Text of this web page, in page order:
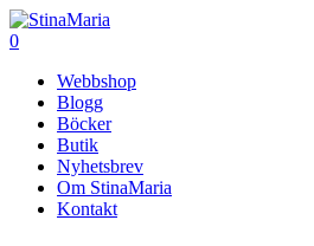
Skip
to
content
search
0
Webbshop
Blogg
Böcker
Butik
Nyhetsbrev
Om StinaMaria
Kontakt